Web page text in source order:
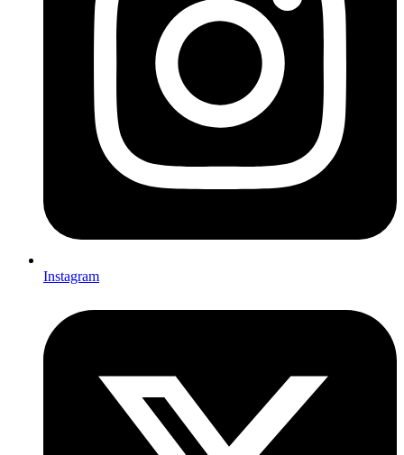
Instagram